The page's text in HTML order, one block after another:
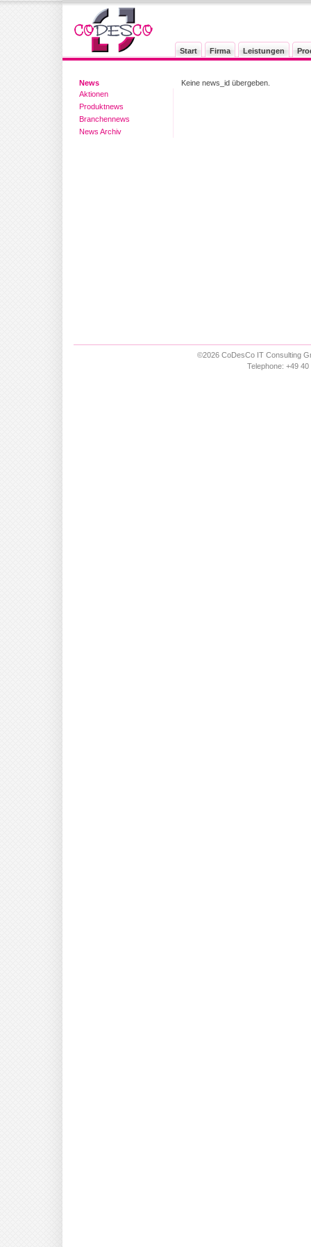
Start Firma Leistungen
News
Aktionen
Produktnews
Branchennews
News Archiv
Keine news_id übergeben.
©2026 CoDesCo IT Consulting
Telephone: +49